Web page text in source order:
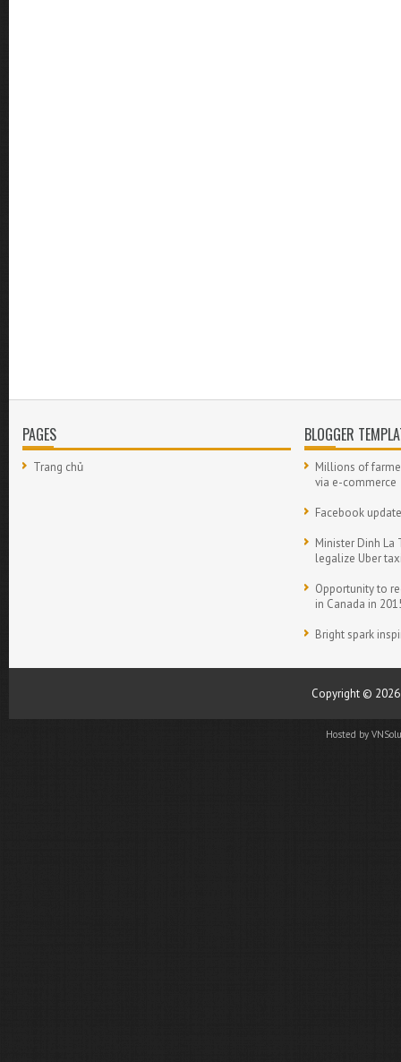
PAGES
Trang chủ
BLOGGER
Millions of
via e-commerce
Facebook
Minister Dinh La
legalize Uber
Opportunity to
in Canada in
Bright spark
Copyright ©
Hosted by